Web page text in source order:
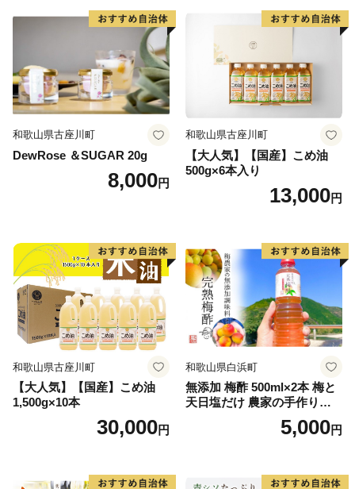
和歌山県古座川町
DewRose ＆SUGAR 20g
8,000円
和歌山県古座川町
【大人気】【国産】こめ油
500g×6本入り
13,000円
和歌山県古座川町
【大人気】【国産】こめ油
1,500g×10本
30,000円
和歌山県白浜町
無添加 梅酢 500ml×2本 梅と
天日塩だけ 農家の手作り完
5,000円